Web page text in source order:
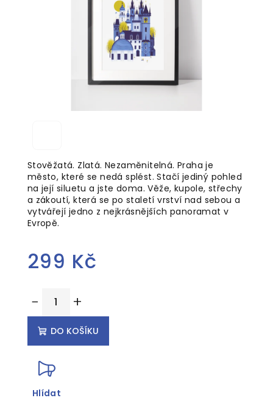
Stověžatá. Zlatá. Nezaměnitelná. Praha je
město, které se nedá splést. Stačí jediný pohled
na její siluetu a jste doma. Věže, kupole, střechy
a zákoutí, která se po staletí vrství nad sebou a
vytvářejí jedno z nejkrásnějších panoramat v
Evropě.
299 Kč
cena:
+
−
DO KOŠÍKU
Hlídat